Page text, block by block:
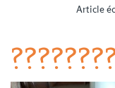
Article